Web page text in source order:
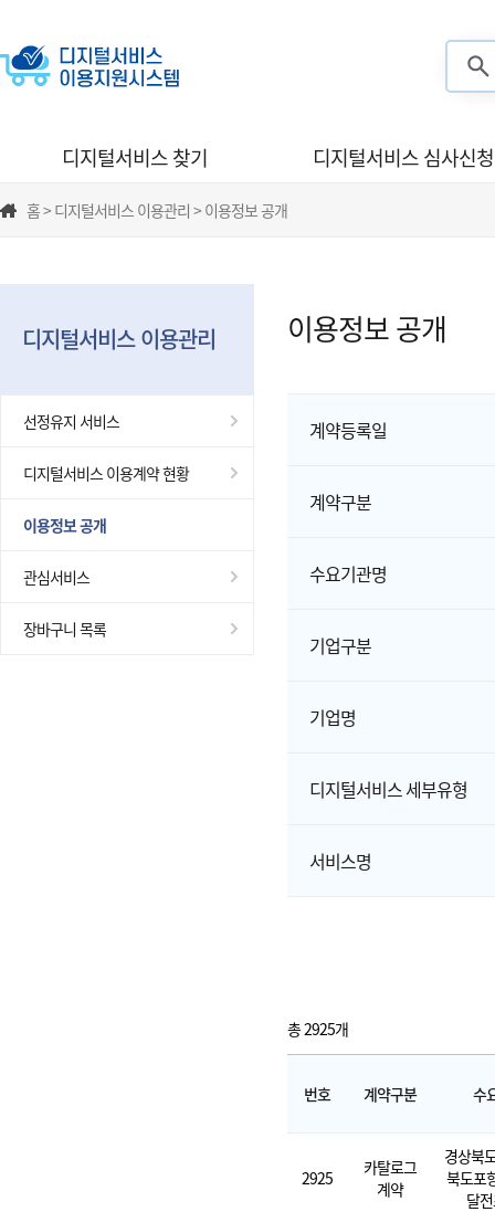
디지털서비스 찾기 디지털서비스 심사신청
홈 > 디지털서비스 이용관리 > 이용정보 공개
디지털서비스 이용관리
선정유지 서비스
디지털서비스 이용계약 현황
이용정보 공개
관심서비스
장바구니 목록
이용정보 공개
계약등록일
계약구분
수요기관명
기업구분
기업명
디지털서비스 세부유형
서비스명
총 2925개
번호 계약구분 수
2925
카탈로그
계약
경상북
북도포
달